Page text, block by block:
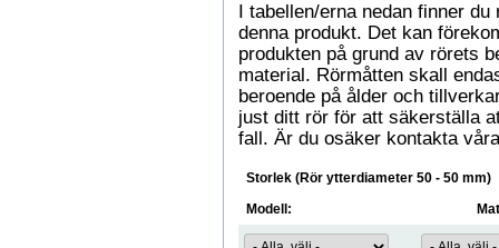
I tabellen/erna nedan finner
denna produkt. Det kan
produkten på grund av rörets
material. Rörmåtten skall
beroende på ålder och
just ditt rör för att säkerställa
fall. Är du osäker kontakta
Storlek (Rör ytterdiameter 50 - 50 mm)
Modell: